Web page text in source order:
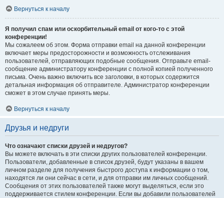
Вернуться к началу
Я получил спам или оскорбительный email от кого-то с этой
конференции!
Мы сожалеем об этом. Форма отправки email на данной конференции
включает меры предосторожности и возможность отслеживания
пользователей, отправляющих подобные сообщения. Отправьте email-
сообщение администратору конференции с полной копией полученного
письма. Очень важно включить все заголовки, в которых содержится
детальная информация об отправителе. Администратор конференции
сможет в этом случае принять меры.
Вернуться к началу
Друзья и недруги
Что означают списки друзей и недругов?
Вы можете включать в эти списки других пользователей конференции.
Пользователи, добавленные в список друзей, будут указаны в вашем
личном разделе для получения быстрого доступа к информации о том,
находятся ли они сейчас в сети, и для отправки им личных сообщений.
Сообщения от этих пользователей также могут выделяться, если это
поддерживается стилем конференции. Если вы добавили пользователей